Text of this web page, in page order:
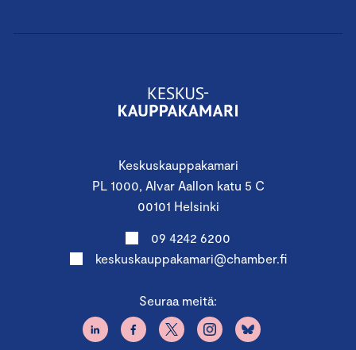
Keskuskauppakamari
PL 1000, Alvar Aallon katu 5 C
00101 Helsinki
09 4242 6200
keskuskauppakamari@chamber.fi
Seuraa meitä: